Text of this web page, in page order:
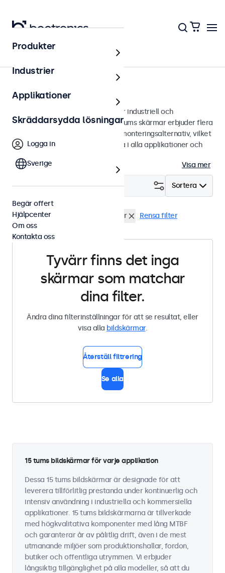
Bildskärmar
15 tums bildskärmar
15 tums bildskärmar designade för industriell och
kommersiell användning. Våra 15 tums skärmar erbjuder flera
bildanslutningar och mångsidiga monteringsalternativ, vilket
gör de enkla att sömlöst integrera i alla applikationer och
Visa mer
Sortera
Filtrera (0)
15 tums bildskärmar Vandalsäker Rensa filter
Tyvärr finns det inga
skärmar som matchar
dina filter.
Ändra dina filterinställningar för att se resultat, eller
visa alla bildskärmar.
Återställ filtrering
Se alla
15 tums bildskärmar för varje applikation
Dessa 15 tums bildskärmar är designade för att
leverera tillförlitlig prestanda under kontinuerlig och
intensiv användning i industriella och kommersiella
applikationer. 15 tums bildskärmarna är tillverkade
med högkvalitativa komponenter med lång MTBF
och garanterar år av pålitlig drift, även i de mest
utmanande miljöer som produktionshallar, fordon,
butiker och offentliga utrymmen. Vi erbjuder
långsiktig tillgänglighet på alla modeller, så att du
Produkter
Industrier
Applikationer
Skräddarsydda lösningar
Logga in
Sverige
Begär offert
Hjälpcenter
Om oss
Kontakta oss